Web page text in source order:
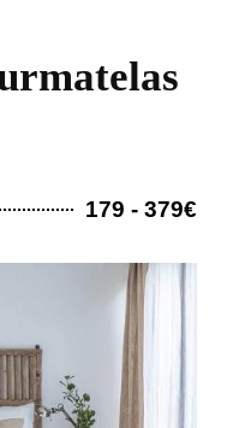
179 - 379€